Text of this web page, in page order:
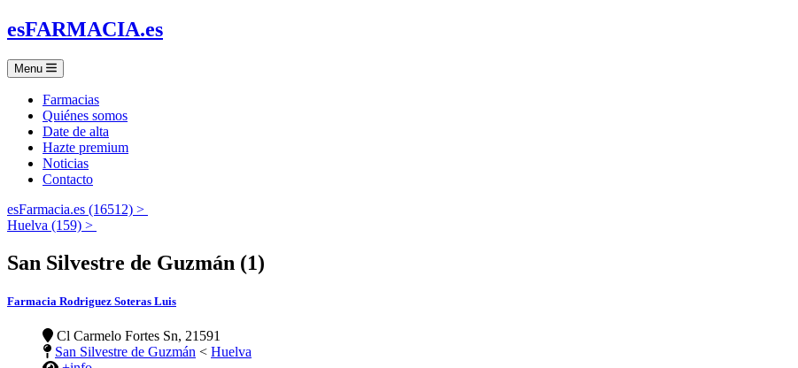
esFARMACIA.es
Menu
Farmacias
Quiénes somos
Date de alta
Hazte premium
Noticias
Contacto
esFarmacia.es (16512) >
Huelva (159) >
San Silvestre de Guzmán (1)
Farmacia Rodriguez Soteras Luis
Cl Carmelo Fortes Sn, 21591
San Silvestre de Guzmán < Huelva